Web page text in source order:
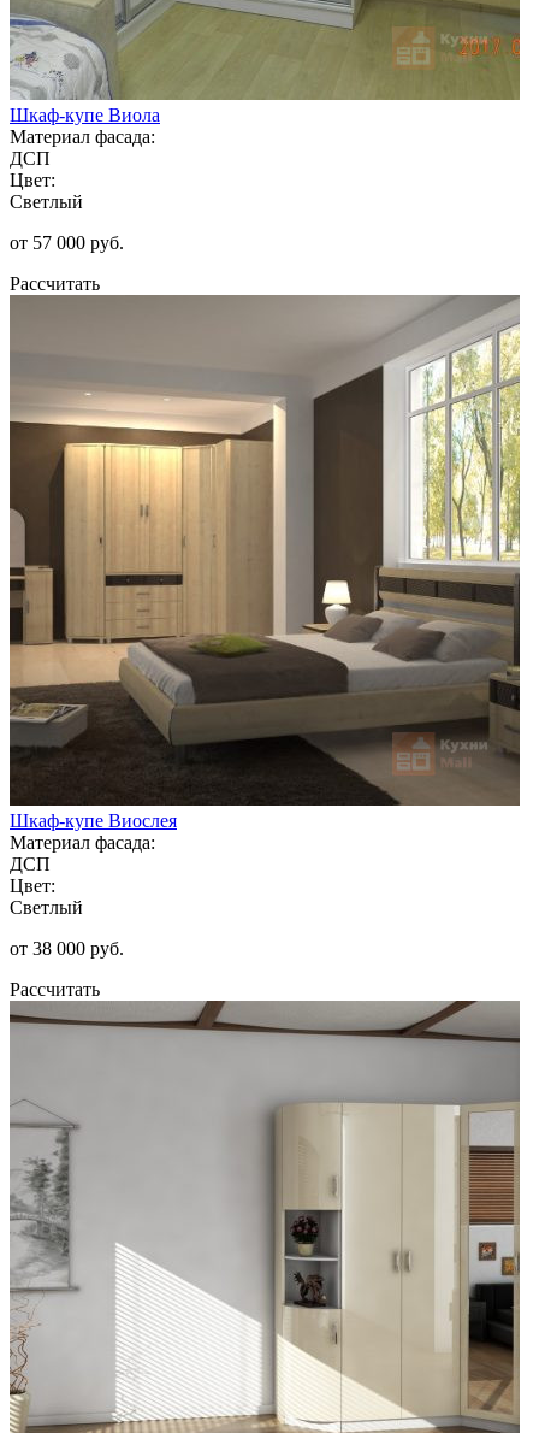
Шкаф-купе Виола
Материал фасада:
ДСП
Цвет:
Светлый
от 57 000 руб.
Рассчитать
Шкаф-купе Виослея
Материал фасада:
ДСП
Цвет:
Светлый
от 38 000 руб.
Рассчитать